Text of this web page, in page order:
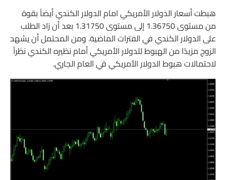
هبطت أسعار الدولار الأمريكي امام الدولار الكندي أيضاً بقوة
من مستوى 1.36750 إلى مستوى 1.31750 بعد أن زاد الطلب
على الدولار الكندي في الفترات الماضية. ومن المحتمل أن يشهد
الزوج مزيدًا من الهبوط للدولار الأمريكي أمام نظيره الكندي نظراً
لاحتمالات هبوط الدولار الأمريكي في العام الجاري.